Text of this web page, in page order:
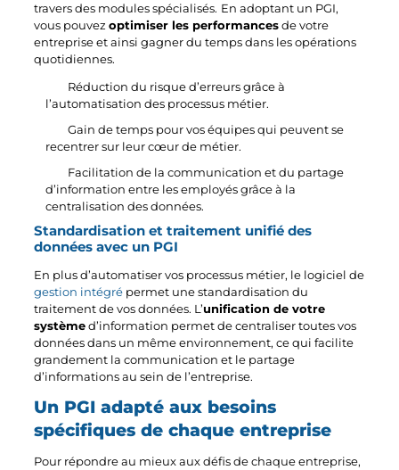
travers des modules spécialisés. En adoptant un PGI,
vous pouvezoptimiser les performances de votre
entreprise et ainsi gagner du temps dans les opérations
quotidiennes.
Réduction du risque d’erreurs grâce à
l’automatisation des processus métier.
Gain de temps pour vos équipes qui peuvent se
recentrer sur leur cœur de métier.
Facilitation de la communication et du partage
d’information entre les employés grâce à la
centralisation des données.
Standardisation et traitement unifié des
données avec un PGI
En plus d’automatiser vos processus métier, le logiciel de
gestion intégré permet une standardisation du
traitement de vos données. L’unification de votre
système d’information permet de centraliser toutes vos
données dans un même environnement, ce qui facilite
grandement la communication et le partage
d’informations au sein de l’entreprise.
Un PGI adapté aux besoins
spécifiques de chaque entreprise
Pour répondre au mieux aux défis de chaque entreprise,